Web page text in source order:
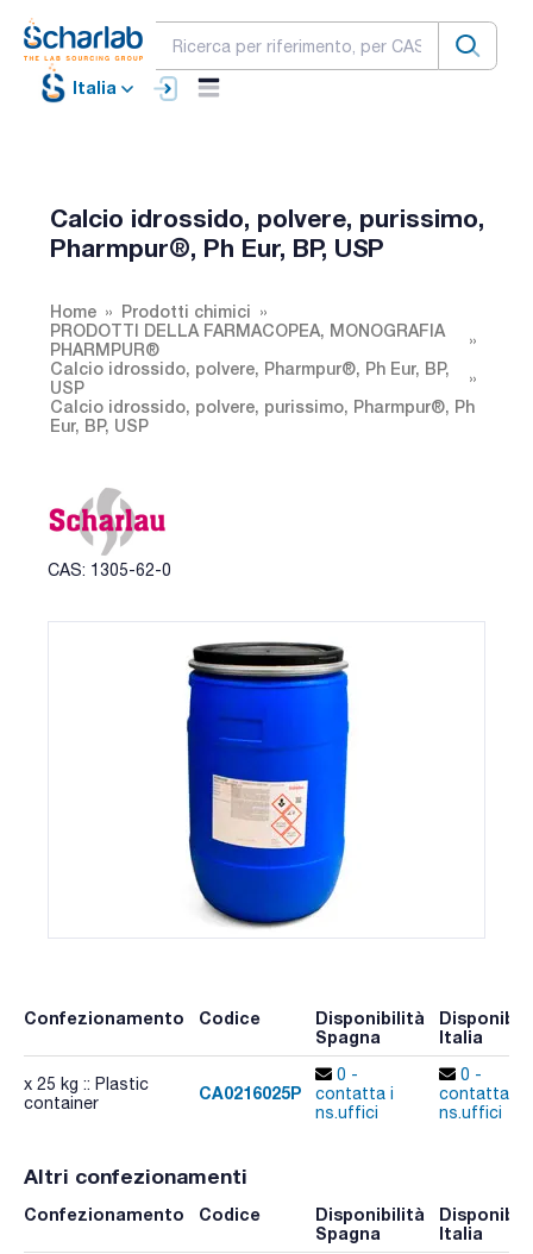
Italia
Calcio idrossido, polvere, purissimo,
Pharmpur®, Ph Eur, BP, USP
Home
Prodotti chimici
PRODOTTI DELLA FARMACOPEA, MONOGRAFIA
PHARMPUR®
Calcio idrossido, polvere, Pharmpur®, Ph Eur, BP,
USP
Calcio idrossido, polvere, purissimo, Pharmpur®, Ph
Eur, BP, USP
CAS: 1305-62-0
Confezionamento Codice
Disponibilità
Spagna
Italia
x 25 kg :: Plastic
container
CA0216025P
0 -
contatta i
ns.uffici
0 -
contatta i
ns.uffici
Altri confezionamenti
Confezionamento Codice
Disponibilità
Spagna
Italia